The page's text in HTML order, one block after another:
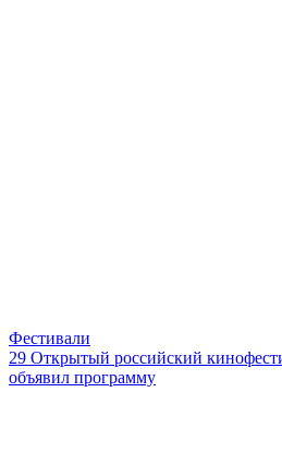
Фестивали
29 Открытый российский
объявил программу